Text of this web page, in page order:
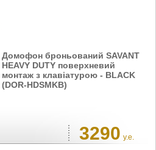
Домофон броньований SAVANT
HEAVY DUTY поверхневий
монтаж з клавіатурою - BLACK
(DOR-HDSMKB)
3290 у.е.